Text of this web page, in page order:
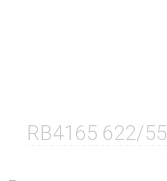
RB4165 622/55